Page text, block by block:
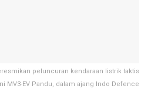
peluncuran kendaraan listrik taktis
MV3-EV Pandu, dalam ajang Indo Defence